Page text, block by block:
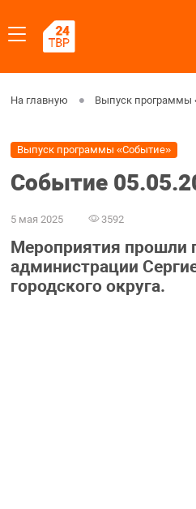
На главную Выпуск программы
Выпуск программы «Событие»
Событие
5 мая 2025 3592
Мероприятия прошли
администрации
городского округа.